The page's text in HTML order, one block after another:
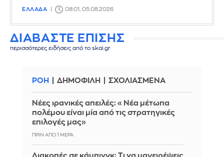
ΕΛΛΑΔΑ 08:01, 05.08.2026
ΔΙΑΒΑΣΤΕ ΕΠΙΣΗΣ
περισσότερες ειδήσεις από το skai.gr
ΡΟΗ ΔΗΜΟΦΙΛΗ ΣΧΟΛΙΑΣΜΕΝΑ
Νέες ιρανικές απειλές: «Νέα μέτωπα
πολέμου είναι μία από τις στρατηγικές
επιλογές μας»
ΠΡΙΝ ΑΠΌ 1 ΜΈΡΑ